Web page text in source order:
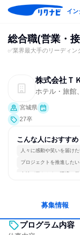
イン
総合職(営業・
✅業界最大手のリーディン
株式会社Ｔ
ホテル・旅館
宮城県
27卒
こんな人におすすめ
人々に感動や笑いを届け
プロジェクトを推進したい
女性が働きやすい環境で働
募集情報
プログラム内容